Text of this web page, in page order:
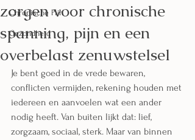
Chronische Pijn
Gezondheid
zorgen voor chronische
spanning, pijn en een
overbelast zenuwstelsel
Je bent goed in de vrede bewaren,
conflicten vermijden, rekening houden met
iedereen en aanvoelen wat een ander
nodig heeft. Van buiten lijkt dat: lief,
zorgzaam, sociaal, sterk. Maar van binnen